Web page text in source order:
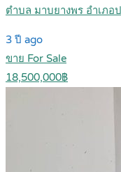
ตำบล มาบยางพร อำเภอ
3 ปี ago
ขาย For Sale
18,500,000฿